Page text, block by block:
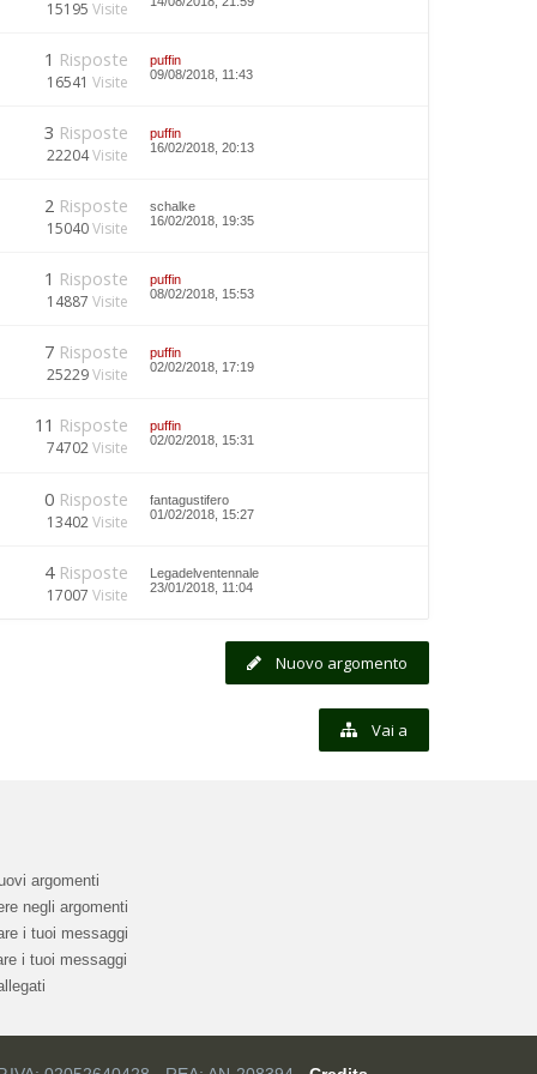
15195 Visite
1 Risposte
16541 Visite
puffin
09/08/2018, 11:43
3 Risposte
22204Visite
puffin
16/02/2018, 20:13
2 Risposte
15040Visite
schalke
16/02/2018, 19:35
1 Risposte
14887 Visite
puffin
08/02/2018, 15:53
7 Risposte
25229Visite
puffin
02/02/2018, 17:19
11 Risposte
74702Visite
puffin
02/02/2018, 15:31
0 Risposte
13402Visite
fantagustifero
01/02/2018, 15:27
4 Risposte
17007 Visite
Legadelventennale
23/01/2018, 11:04
Nuovo argomento
Vai a
argomenti
negli argomenti
i tuoi messaggi
i tuoi messaggi